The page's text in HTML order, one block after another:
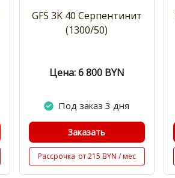
GFS 3K 40 Cерпентинит
(1300/50)
Цена: 6 800 BYN
Под заказ 3 дня
Заказать
Рассрочка от 215 BYN / мес